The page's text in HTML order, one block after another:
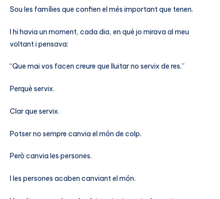
Sou les famílies que confien el més important que tenen.
I hi havia un moment, cada dia, en què jo mirava al meu
voltant i pensava:
“Que mai vos facen creure que lluitar no servix de res.”
Perquè servix.
Clar que servix.
Potser no sempre canvia el món de colp.
Però canvia les persones.
I les persones acaben canviant el món.